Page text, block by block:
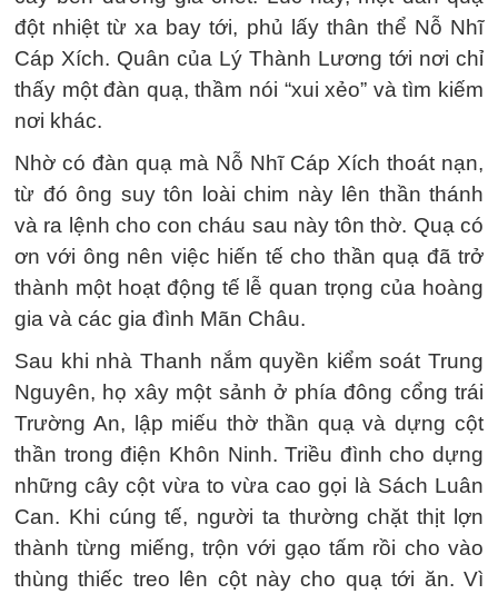
đột nhiệt từ xa bay tới, phủ lấy thân thể Nỗ Nhĩ
Cáp Xích. Quân của Lý Thành Lương tới nơi chỉ
thấy một đàn quạ, thầm nói “xui xẻo” và tìm kiếm
nơi khác.
Nhờ có đàn quạ mà Nỗ Nhĩ Cáp Xích thoát nạn,
từ đó ông suy tôn loài chim này lên thần thánh
và ra lệnh cho con cháu sau này tôn thờ. Quạ có
ơn với ông nên việc hiến tế cho thần quạ đã trở
thành một hoạt động tế lễ quan trọng của hoàng
gia và các gia đình Mãn Châu.
Sau khi nhà Thanh nắm quyền kiểm soát Trung
Nguyên, họ xây một sảnh ở phía đông cổng trái
Trường An, lập miếu thờ thần quạ và dựng cột
thần trong điện Khôn Ninh. Triều đình cho dựng
những cây cột vừa to vừa cao gọi là Sách Luân
Can. Khi cúng tế, người ta thường chặt thịt lợn
thành từng miếng, trộn với gạo tấm rồi cho vào
thùng thiếc treo lên cột này cho quạ tới ăn. Vì